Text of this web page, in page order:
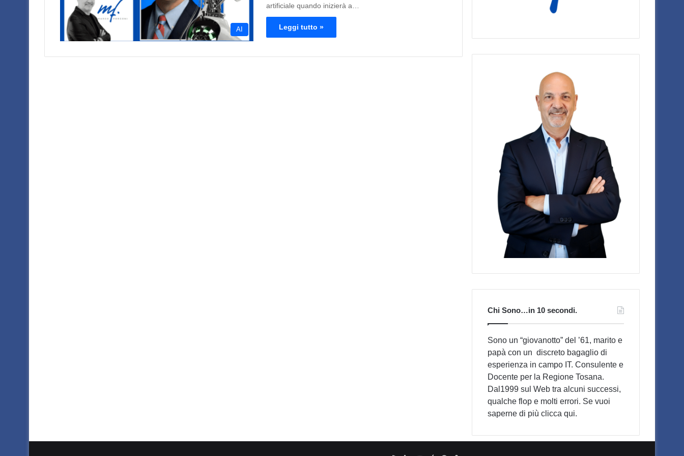
AI
artificiale quando inizierà a…
Leggi tutto »
Chi Sono…in 10 secondi.
Sono un “giovanotto” del ’61, marito e
papà con un discreto bagaglio di
esperienza in campo IT. Consulente e
Docente per la Regione Tosana.
Dal1999 sul Web tra alcuni successi,
qualche flop e molti errori. Se vuoi
saperne di più clicca qui.